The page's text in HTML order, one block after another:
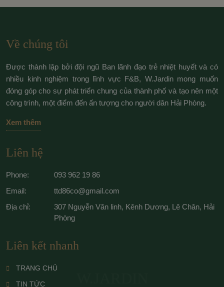
Về chúng tôi
Được thành lập bởi đội ngũ Ban lãnh đạo trẻ nhiệt huyết và có
nhiều kinh nghiệm trong lĩnh vực F&B, W.Jardin mong muốn
đóng góp cho sự phát triển chung của thành phố và tạo nên một
công trình, một điểm đến ấn tượng cho người dân Hải Phòng.
Xem thêm
Liên hệ
Phone:
093 962 19 86
Email:
ttd86co@gmail.com
Địa chỉ:
307 Nguyễn Văn linh, Kênh Dương, Lê Chân, Hải
Phòng
Liên kết nhanh
TRANG CHỦ
TIN TỨC